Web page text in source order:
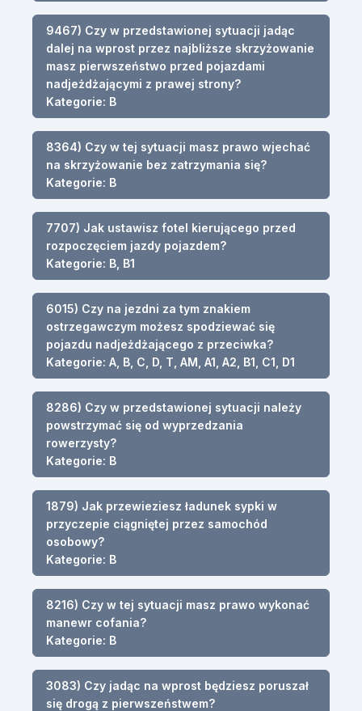
9467) Czy w przedstawionej sytuacji jadąc
dalej na wprost przez najbliższe skrzyżowanie
masz pierwszeństwo przed pojazdami
nadjeżdżającymi z prawej strony?
Kategorie: B
8364) Czy w tej sytuacji masz prawo wjechać
na skrzyżowanie bez zatrzymania się?
Kategorie: B
7707) Jak ustawisz fotel kierującego przed
rozpoczęciem jazdy pojazdem?
Kategorie: B, B1
6015) Czy na jezdni za tym znakiem
ostrzegawczym możesz spodziewać się
pojazdu nadjeżdżającego z przeciwka?
Kategorie: A, B, C, D, T, AM, A1, A2, B1, C1, D1
8286) Czy w przedstawionej sytuacji należy
powstrzymać się od wyprzedzania
rowerzysty?
Kategorie: B
1879) Jak przewieziesz ładunek sypki w
przyczepie ciągniętej przez samochód
osobowy?
Kategorie: B
8216) Czy w tej sytuacji masz prawo wykonać
manewr cofania?
Kategorie: B
3083) Czy jadąc na wprost będziesz poruszał
się drogą z pierwszeństwem?